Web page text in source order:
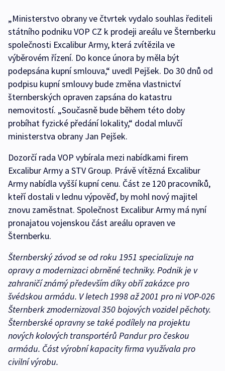
„Ministerstvo obrany ve čtvrtek vydalo souhlas řediteli
státního podniku VOP CZ k prodeji areálu ve Šternberku
společnosti Excalibur Army, která zvítězila ve
výběrovém řízení. Do konce února by měla být
podepsána kupní smlouva,“ uvedl Pejšek. Do 30 dnů od
podpisu kupní smlouvy bude změna vlastnictví
šternberských opraven zapsána do katastru
nemovitostí. „Současně bude během této doby
probíhat fyzické předání lokality,“ dodal mluvčí
ministerstva obrany Jan Pejšek.
Dozorčí rada VOP vybírala mezi nabídkami firem
Excalibur Army a STV Group. Právě vítězná Excalibur
Army nabídla vyšší kupní cenu. Část ze 120 pracovníků,
kteří dostali v lednu výpověď, by mohl nový majitel
znovu zaměstnat. Společnost Excalibur Army má nyní
pronajatou vojenskou část areálu opraven ve
Šternberku.
Šternberský závod se od roku 1951 specializuje na
opravy a modernizaci obrněné techniky. Podnik je v
zahraničí známý především díky obří zakázce pro
švédskou armádu. V letech 1998 až 2001 pro ni VOP-026
Šternberk zmodernizoval 350 bojových vozidel pěchoty.
Šternberské opravny se také podílely na projektu
nových kolových transportérů Pandur pro českou
armádu. Část výrobní kapacity firma využívala pro
civilní výrobu.